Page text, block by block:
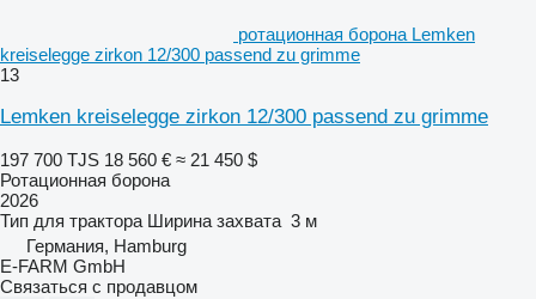
ротационная борона Lemken
kreiselegge zirkon 12/300 passend zu grimme
13
Lemken kreiselegge zirkon 12/300 passend zu grimme
197 700 TJS 18 560 € ≈ 21 450 $
Ротационная борона
2026
Тип для трактора Ширина захвата 3 м
Германия, Hamburg
E-FARM GmbH
Связаться с продавцом